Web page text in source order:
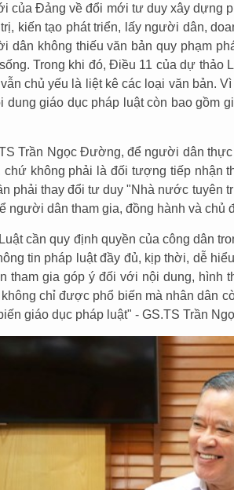
của Đảng về đổi mới tư duy xây dựng
kiến tạo phát triển, lấy người dân,
dân không thiếu văn bản quy phạm
Trong khi đó, Điều 11 của dự thảo
chủ yếu là liệt kê các loại văn bản.
dung giáo dục pháp luật còn bao gồm
Trần Ngọc Đường, để người dân
chứ không phải là đối tượng tiếp nhận
phải thay đổi tư duy "Nhà nước tuyên
người dân tham gia, đồng hành và chủ
cần quy định quyền của công dân
tin pháp luật đầy đủ, kịp thời, dễ
tham gia góp ý đối với nội dung, hình
chỉ được phổ biến mà nhân dân
giáo dục pháp luật" - GS.TS Trần